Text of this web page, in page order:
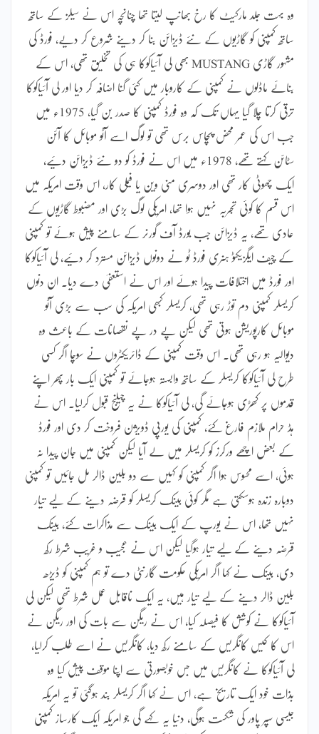
وہ بہت جلد مارکیٹ کا رخ بھانپ لیتا تھا چنانچہ اس نے سیلز کے ساتھ
ساتھ کمپنی کو گاڑیوں کے نئے ڈیزائن بنا کر دینے شروع کر دیے، فورڈ کی
مشہور گاڑی MUSTANG بھی لی آئیاکوکا ہی کی تخلیق تھی، اس کے
بنائے ماڈلوں نے کمپنی کے کاروبار میں کئی گنا اضافہ کر دیا اور لی آئیاکوکا
ترقی کرتا چلا گیا یہاں تک کہ وہ فورڈ کمپنی کا صدر بن گیا، 1975ء میں
جب اس کی عمر محض پچاس برس تھی تو لوگ اسے آٹو موبائل کا آئن
سٹائن کہتے تھے، 1978ء میں اس نے فورڈ کو دو نئے ڈیزائن دئیے،
ایک چھوٹی کار تھی اور دوسری منی وین یا فیملی کار، اس وقت امریکہ میں
اس قسم کا کوئی تجربہ نہیں ہوا تھا، امریکی لوگ بڑی اور مضبوط گاڑیوں کے
عادی تھے، یہ ڈیزائن جب بورڈ آف گورنر کے سامنے پیش ہوئے تو کمپنی
کے چیف ایگزیکٹو ہنری فورڈ ٹو نے دونوں ڈیزائن مسترد کر دئیے، لی آئیاکوکا
اور فورڈ میں اختلافات پیدا ہوئے اور اس نے استعفیٰ دے دیا۔ ان دنوں
کریسلر کمپنی دم توڑ رہی تھی، کریسلر کبھی امریکہ کی سب سے بڑی آٹو
موبائل کارپوریشن ہوتی تھی لیکن پے در پے نقصانات کے باعث وہ
دیوالیہ ہو رہی تھی۔ اس وقت کمپنی کے ڈائریکٹروں نے سوچا اگر کسی
طرح لی آئیاکوکا کریسلر کے ساتھ وابستہ ہوجائے تو کمپنی ایک بار پھر اپنے
قدموں پر کھڑی ہوجائے گی، لی آئیاکوکا نے یہ چیلنج قبول کرلیا۔ اس نے
ہڈ حرام ملازم فارغ کئے، کمپنی کی یورپی ڈویژن فروخت کر دی اور فورڈ
کے بعض اچھے ورکرز کو کریسلر میں لے آیا لیکن کمپنی میں جان پیدا نہ
ہوئی، اسے محسوس ہوا اگر کمپنی کو کہیں سے دو بلین ڈالر مل جائیں تو کمپنی
دوبارہ زندہ ہوسکتی ہے مگر کوئی بینک کریسلر کو قرضہ دینے کے لیے تیار
نہیں تھا، اس نے یورپ کے ایک بینک سے مذاکرات کئے، بینک
قرضہ دینے کے لیے تیار ہوگیا لیکن اس نے عجیب و غریب شرط رکھ
دی، بینک نے کہا اگر امریکی حکومت گارنٹی دے تو ہم کمپنی کو ڈیڑھ
بلین ڈالر دینے کے لیے تیار ہیں، یہ ایک ناقابل عمل شرط تھی لیکن لی
آئیاکوکا نے کوشش کا فیصلہ کیا، اس نے ریگن سے بات کی اور ریگن نے
اس کا کیس کانگریس کے سامنے رکھ دیا، کانگریس نے اسے طلب کرلیا،
لی آئیاکوکا نے کانگریس میں جس خوبصورتی سے اپنا موقف پیش کیا وہ
بذات خود ایک تاریخ ہے، اس نے کہا اگر کریسلر بند ہوگئی تو یہ امریکہ
جیسی سپر پاور کی شکست ہوگی، دنیا یہ کہے گی جو امریکہ ایک کارساز کمپنی